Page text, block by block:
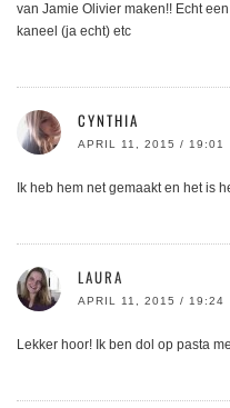
van Jamie Olivier maken!! Echt
kaneel (ja echt) etc
CYNTHIA
APRIL 11, 2015 / 19:01
Ik heb hem net gemaakt en het is
LAURA
APRIL 11, 2015 / 19:24
Lekker hoor! Ik ben dol op pasta